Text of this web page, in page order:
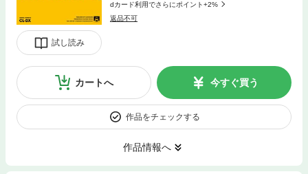
試し読み
dカード利用でさらにポイント+2%
返品不可
カートへ 今すぐ買う
作品をチェックする
作品情報へ